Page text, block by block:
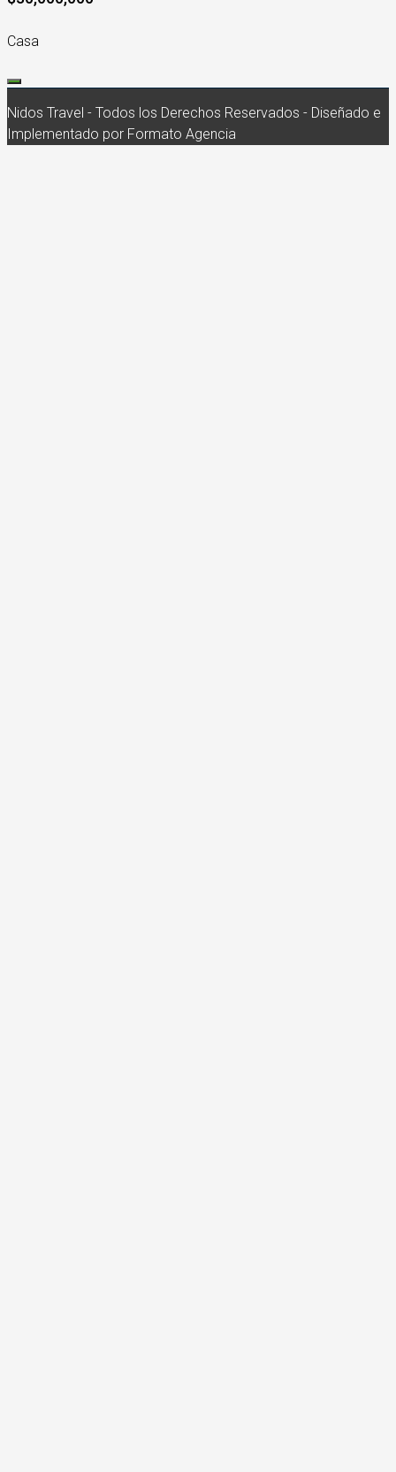
Casa
Nidos Travel - Todos los Derechos Reservados - Diseñado e
Implementado por Formato Agencia